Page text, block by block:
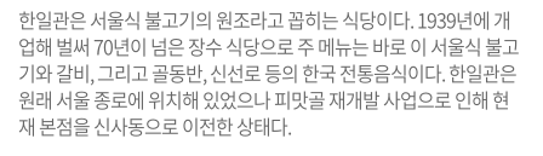
한일관은 서울식 불고기의 원조라고 꼽히는 식당이다. 1939년에 개
업해 벌써 70년이 넘은 장수 식당으로 주 메뉴는 바로 이 서울식 불고
기와 갈비, 그리고 골동반, 신선로 등의 한국 전통음식이다. 한일관은
원래 서울 종로에 위치해 있었으나 피맛골 재개발 사업으로 인해 현
재 본점을 신사동으로 이전한 상태다.